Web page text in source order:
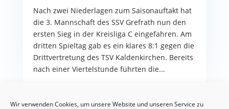
Wir verwenden Cookies, um unsere Website und unseren Service zu
Nach zwei Niederlagen zum Saisonauftakt hat
die 3. Mannschaft des SSV Grefrath nun den
ersten Sieg in der Kreisliga C eingefahren. Am
dritten Spieltag gab es ein klares 8:1 gegen die
Drittvertretung des TSV Kaldenkirchen. Bereits
nach einer Viertelstunde führten die...